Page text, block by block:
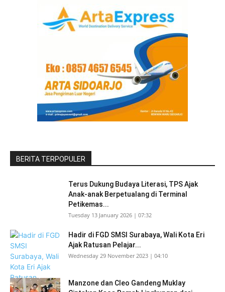
BERITA TERPOPULER
Terus Dukung Budaya Literasi, TPS Ajak
Anak-anak Berpetualang di Terminal
Petikemas...
Tuesday 13 January 2026 | 07:32
Hadir di FGD SMSI Surabaya, Wali Kota Eri
Ajak Ratusan Pelajar...
Wednesday 29 November 2023 | 04:10
Manzone dan Cleo Gandeng Muklay